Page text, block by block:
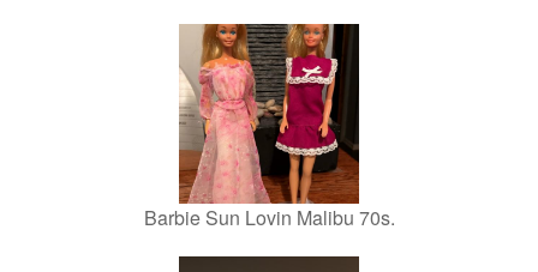
Barbie Sun Lovin Malibu 70s.